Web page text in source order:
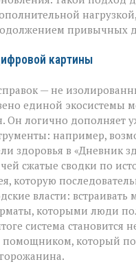
привычных
картины
— не
единой экосистемы
Он логично дополняет
например,
здоровья в «Дневник
сжатые сводки по
которую
власти: встраивать
которыми люди
система становится
который